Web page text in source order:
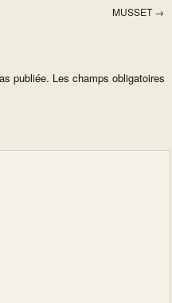
MUSSET →
publiée. Les champs obligatoires